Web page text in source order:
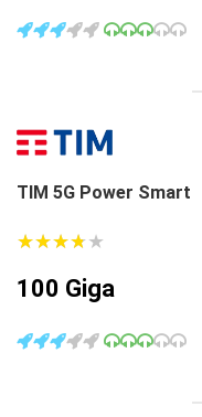
TIM 5G Power Smart
★★★★★
★★★★★
100 Giga